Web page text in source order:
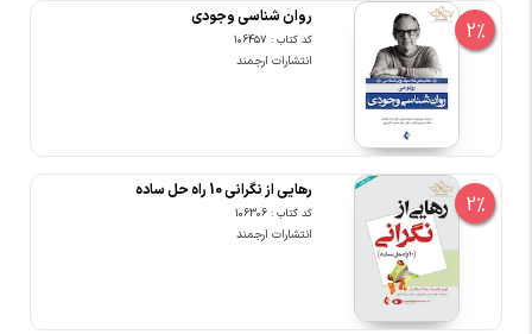
2%
روان شناسی وجودی
کد کتاب : 106457
انتشارات ارجمند
2%
رهایی از نگرانی 10 راه حل ساده
کد کتاب : 106306
انتشارات ارجمند